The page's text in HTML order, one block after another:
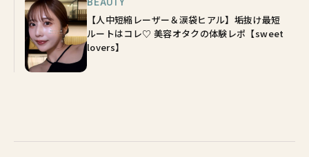
BEAUTY
【人中短縮レーザー＆涙袋ヒアル】垢抜け最短
ルートはコレ♡ 美容オタクの体験レポ【sweet
lovers】